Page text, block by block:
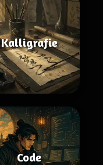
Kalligrafie
Code